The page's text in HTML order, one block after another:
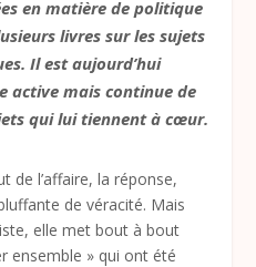
en matière de politique
livres sur les sujets
Il est aujourd’hui
active mais continue de
qui lui tiennent à cœur.
de l’affaire, la réponse,
de véracité. Mais
elle met bout à bout
ensemble » qui ont été